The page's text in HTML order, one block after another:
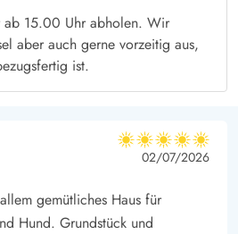
einen kurzen Spaziergang entfernt
gut erreichbar. Und sollte das
seid ihr schnell zurück im Haus, wo
Wohnbereich genauso schön
hat, erreicht in kurzer
Sande und Søndervig, wo euch
ab 15.00 Uhr abholen. Wir
aber auch gerne vorzeitig aus,
ist.
5 von 5
5 von 5
5 out of 5
02/07/2026
gemütliches Haus für
Hund. Grundstück und